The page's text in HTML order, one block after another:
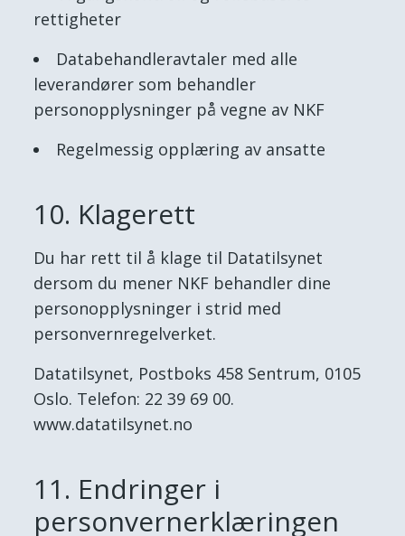
rettigheter
Databehandleravtaler med alle
leverandører som behandler
personopplysninger på vegne av NKF
Regelmessig opplæring av ansatte
10. Klagerett
Du har rett til å klage til Datatilsynet
dersom du mener NKF behandler dine
personopplysninger i strid med
personvernregelverket.
Datatilsynet, Postboks 458 Sentrum, 0105
Oslo. Telefon: 22 39 69 00.
www.datatilsynet.no
11. Endringer i
personvernerklæringen